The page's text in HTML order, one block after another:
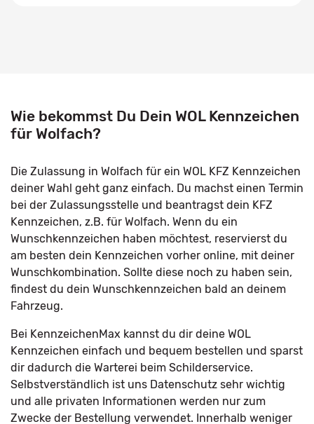
Wie bekommst Du Dein WOL Kennzeichen
für Wolfach?
Die Zulassung in Wolfach für ein WOL KFZ Kennzeichen
deiner Wahl geht ganz einfach. Du machst einen Termin
bei der Zulassungsstelle und beantragst dein KFZ
Kennzeichen, z.B. für Wolfach. Wenn du ein
Wunschkennzeichen haben möchtest, reservierst du
am besten dein Kennzeichen vorher online, mit deiner
Wunschkombination. Sollte diese noch zu haben sein,
findest du dein Wunschkennzeichen bald an deinem
Fahrzeug.
Bei KennzeichenMax kannst du dir deine WOL
Kennzeichen einfach und bequem bestellen und sparst
dir dadurch die Warterei beim Schilderservice.
Selbstverständlich ist uns Datenschutz sehr wichtig
und alle privaten Informationen werden nur zum
Zwecke der Bestellung verwendet. Innerhalb weniger